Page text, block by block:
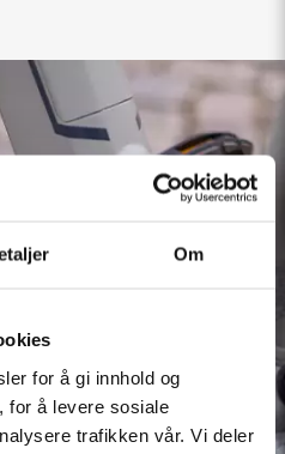
Om
for å gi innhold og
for å levere sosiale
trafikken vår. Vi deler